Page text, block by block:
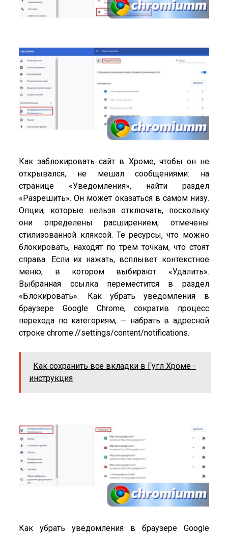
Как заблокировать сайт в Хроме, чтобы он не
открывался, не мешал сообщениями: на
странице «Уведомления», найти раздел
«Разрешить». Он может оказаться в самом низу.
Опции, которые нельзя отключать, поскольку
они определены расширением, отмечены
стилизованной кляксой. Те ресурсы, что можно
блокировать, находят по трем точкам, что стоят
справа. Если их нажать, всплывет контекстное
меню, в котором выбирают «Удалить».
Выбранная ссылка переместится в раздел
«Блокировать». Как убрать уведомления в
браузере Google Chrome, сократив процесс
перехода по категориям, — набрать в адресной
строке chrome://settings/content/notifications.
Как сохранить все вкладки в Гугл Хроме -
инструкция
Как убрать уведомления в браузере Google